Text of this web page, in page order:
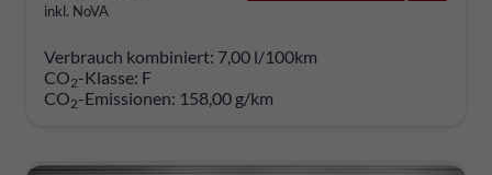
inkl. NoVA
Verbrauch kombiniert: 7,00 l/100km
CO2-Klasse: F
CO2-Emissionen: 158,00 g/km